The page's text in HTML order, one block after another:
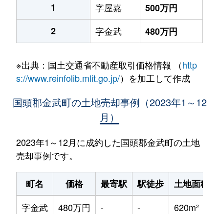
1
字屋嘉
500万円
2
字金武 480万円
※出典：国土交通省不動産取引価格情報 （http
s://www.reinfolib.mlit.go.jp/）を加工して作成
国頭郡金武町の土地売却事例（2023年1～12
月）
2023年1～12月に成約した国頭郡金武町の土地
売却事例です。
町名 価格 最寄駅 駅徒歩
土地面積
字金武
480万円 - -
620m²